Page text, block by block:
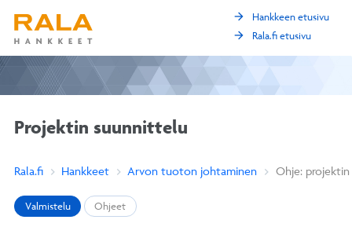
arrow_forward
Hankkeen etusivu
arrow_forward
Rala.fi etusivu
Projektin suunnittelu
Rala.fi Hankkeet Arvon tuoton johtaminen Ohje:
Valmistelu Ohjeet